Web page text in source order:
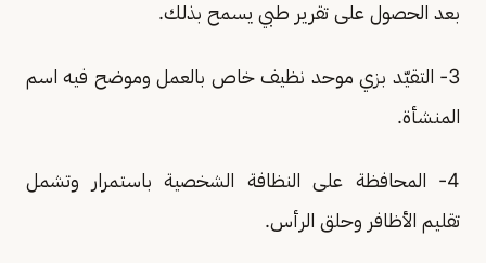
بعد الحصول على تقرير طبي يسمح بذلك.
3- التقيّد بزي موحد نظيف خاص بالعمل وموضح فيه اسم
المنشأة.
4- المحافظة على النظافة الشخصية باستمرار وتشمل
تقليم الأظافر وحلق الرأس.